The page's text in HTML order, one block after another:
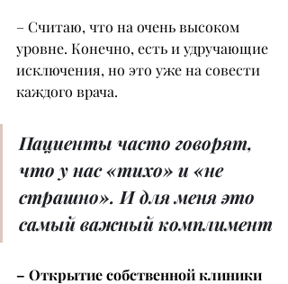
– Считаю, что на очень высоком
уровне. Конечно, есть и удручающие
исключения, но это уже на совести
каждого врача.
Пациенты часто говорят,
что у нас «тихо» и «не
страшно». И для меня это
самый важный комплимент
– Открытие собственной клиники